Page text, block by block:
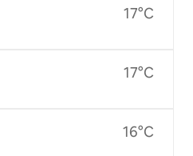
17°C
17°C
16°C